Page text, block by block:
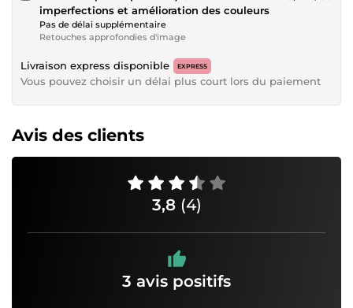
imperfections et amélioration des couleurs
Pas de délai supplémentaire
Retouches approfondies d'image
Livraison express disponible EXPRESS
Vous pouvez choisir un délai plus court lors du paiement
Avis des clients
3,8 (4)
3 avis positifs